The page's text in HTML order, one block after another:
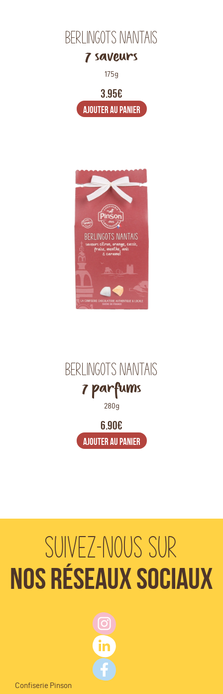
Berlingots Nantais
7 saveurs
175g
3.95€
AJOUTER AU PANIER
Berlingots Nantais
7 parfums
280g
6.90€
AJOUTER AU PANIER
Suivez-nous sur
Nos réseaux sociaux
Confiserie Pinson